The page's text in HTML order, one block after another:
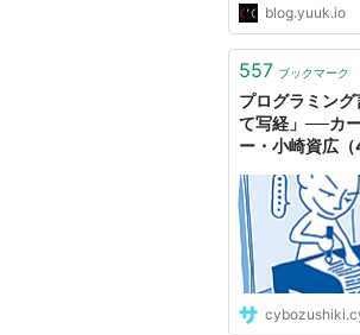
blog.yuuk.io
557 ブックマーク
プログラミン
て写経」──カ
ー・小崎資広（